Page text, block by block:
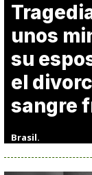
unos
su
el
sangre
Brasil.